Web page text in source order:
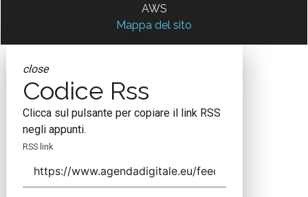
AWS
Mappa del sito
close
Codice Rss
Clicca sul pulsante per copiare il link RSS
negli appunti.
RSS link